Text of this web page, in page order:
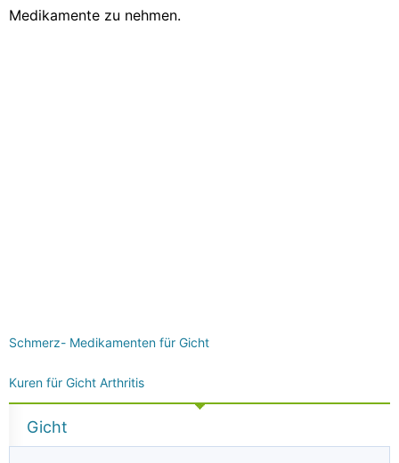
Medikamente zu nehmen.
Schmerz- Medikamenten für Gicht
Kuren für Gicht Arthritis
Gicht